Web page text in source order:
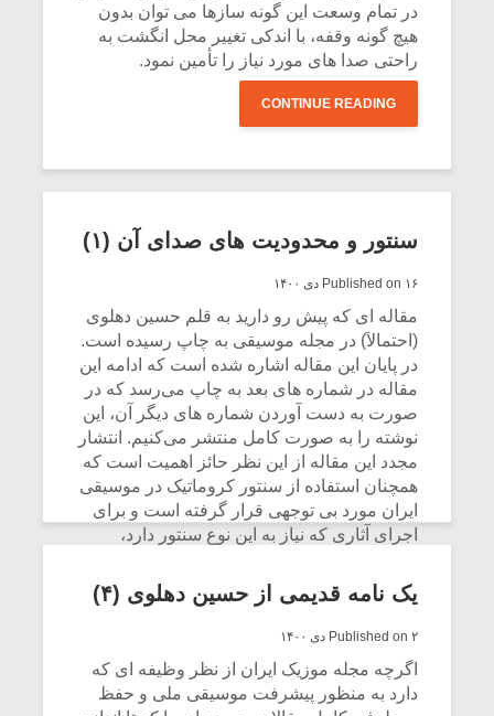
در تمام وسعت این گونه سازها می توان بدون
هیچ گونه وقفه، با اندکی تغییر محل انگشت به
راحتی صدا های مورد نیاز را تأمین نمود.
CONTINUE READING
سنتور و محدودیت‌ های صدای آن (۱)
Published on ۱۶ دی ۱۴۰۰
مقاله ای که پیش رو دارید به قلم حسین دهلوی
(احتمالاَ) در مجله موسیقی به چاپ رسیده است.
در پایان این مقاله اشاره شده است که ادامه این
مقاله در شماره های بعد به چاپ می‌رسد که در
صورت به دست آوردن شماره های دیگر آن، این
نوشته را به صورت کامل منتشر می‌کنیم. انتشار
مجدد این مقاله از این نظر حائز اهمیت است که
همچنان استفاده از سنتور کروماتیک در موسیقی
ایران مورد بی توجهی قرار گرفته است و برای
اجرای آثاری که نیاز به این نوع سنتور دارد،
بعضی از آنها هم به دلیل عدم استفاده دچار
مشکلاتی شده اند و لازم است سازسازان دوباره
به ساخت چنین سازهایی بپردازند. مطالعه این
نوشته از استاد فقید حسین دهلوی می‌تواند
راهنمای این دست از علاقمندان موسیقی
ارکسترال ایرانی باشد. (سردبیر)
یک نامه قدیمی از حسین دهلوی (۴)
Published on ۲ دی ۱۴۰۰
اگرچه مجله موزیک ایران از نظر وظیفه ای که
دارد به منظور پیشرفت موسیقی ملی و حفظ
متن فیلم «متری
شیش و نیم»
اگر نمی توانی